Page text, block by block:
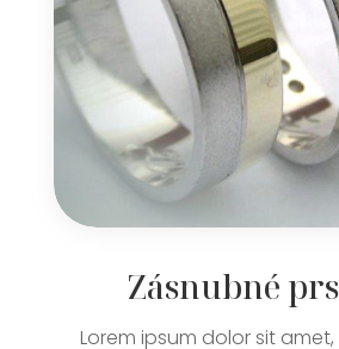
Zásnubné
Lorem ipsum dolor sit